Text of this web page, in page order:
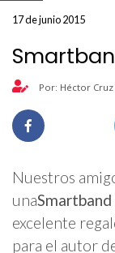
17 de junio 2015
Por: Héctor
Nuestros
una
excelente
para el autor